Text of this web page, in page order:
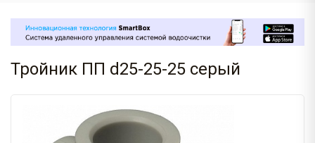
Тройник ПП d25-25-25 серый